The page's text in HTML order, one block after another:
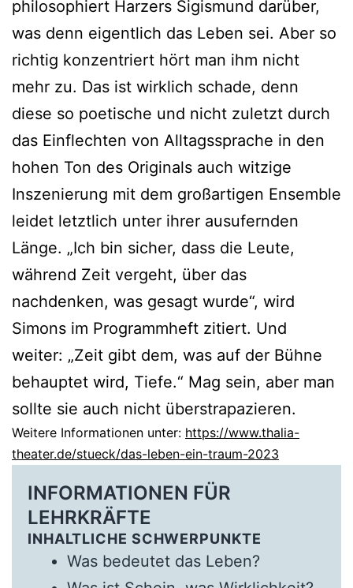
philosophiert Harzers Sigismund darüber,
was denn eigentlich das Leben sei. Aber so
richtig konzentriert hört man ihm nicht
mehr zu. Das ist wirklich schade, denn
diese so poetische und nicht zuletzt durch
das Einflechten von Alltagssprache in den
hohen Ton des Originals auch witzige
Inszenierung mit dem großartigen Ensemble
leidet letztlich unter ihrer ausufernden
Länge. „Ich bin sicher, dass die Leute,
während Zeit vergeht, über das
nachdenken, was gesagt wurde“, wird
Simons im Programmheft zitiert. Und
weiter: „Zeit gibt dem, was auf der Bühne
behauptet wird, Tiefe.“ Mag sein, aber man
sollte sie auch nicht überstrapazieren.
Weitere Informationen unter: https://www.thalia-
theater.de/stueck/das-leben-ein-traum-2023
INFORMATIONEN FÜR
LEHRKRÄFTE
INHALTLICHE SCHWERPUNKTE
Was bedeutet das Leben?